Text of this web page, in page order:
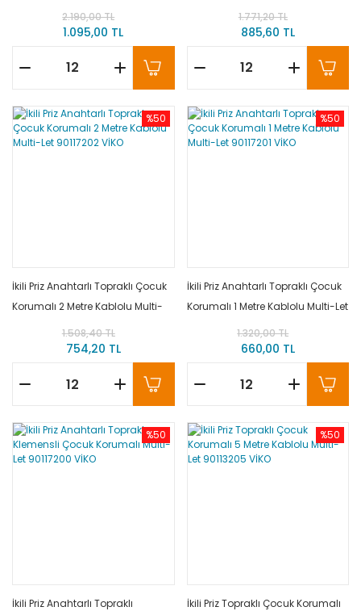
Let 90117205 VİKO
2.190,00 TL
1.095,00 TL
Let 90117203 VİKO
1.771,20 TL
885,60 TL
%50
İkili Priz Anahtarlı Topraklı Çocuk
Korumalı 2 Metre Kablolu Multi-
Let 90117202 VİKO
1.508,40 TL
754,20 TL
%50
İkili Priz Anahtarlı Topraklı Çocuk
Korumalı 1 Metre Kablolu Multi-Let
90117201 VİKO1.320,00 TL
660,00 TL
%50
İkili Priz Anahtarlı Topraklı
%50
İkili Priz Topraklı Çocuk Korumalı